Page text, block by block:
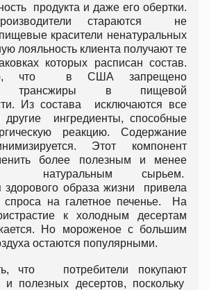
продукта и даже его обертки.
стараются не
красители ненатуральных
лояльность клиента получают те
которых расписан состав.
что в США запрещено
трансжиры в пищевой
Из состава исключаются все
другие ингредиенты, способные
реакцию. Содержание
Этот компонент
более полезным и менее
натуральным сырьем.
здорового образа жизни привела
на галетное печенье. На
к холодным десертам
Но мороженое с большим
остаются популярными.
что потребители покупают
и полезных десертов, поскольку